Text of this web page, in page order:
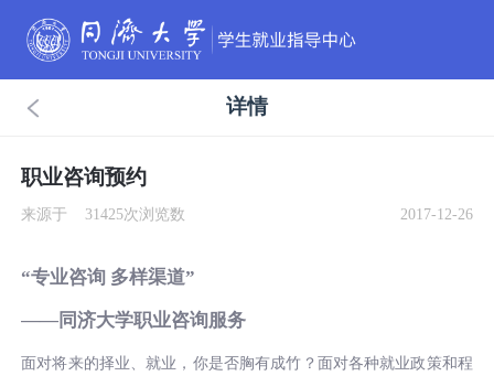
详情
职业咨询预约
来源于 31425次浏览数 2017-12-26
“专业咨询 多样渠道”
——同济大学职业咨询服务
面对将来的择业、就业，你是否胸有成竹？面对各种就业政策和程